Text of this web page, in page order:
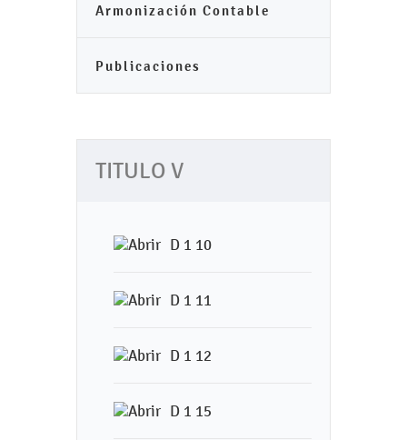
Armonización Contable
Publicaciones
TITULO V
D 1 10
D 1 11
D 1 12
D 1 15